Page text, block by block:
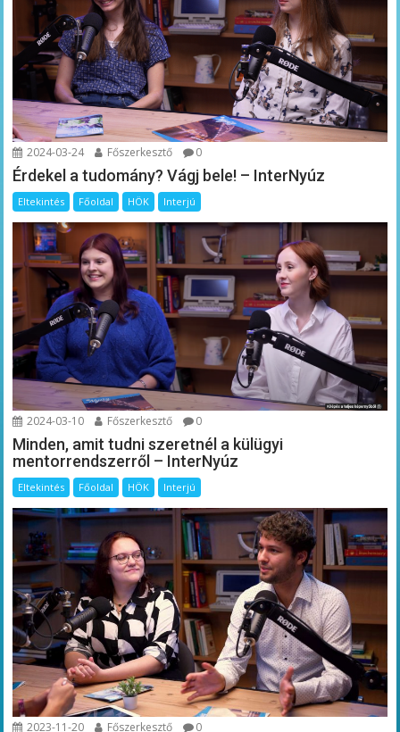
2024-03-24 Főszerkesztő 0
Érdekel a tudomány? Vágj bele! – InterNyúz
Eltekintés Főoldal HÖK Interjú
2024-03-10 Főszerkesztő 0
Minden, amit tudni szeretnél a külügyi
mentorrendszerről – InterNyúz
Eltekintés Főoldal HÖK Interjú
2023-11-20 Főszerkesztő 0